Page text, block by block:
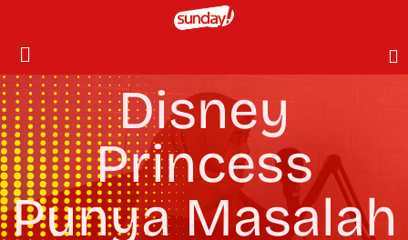
Disney
Princess
Punya Masalah